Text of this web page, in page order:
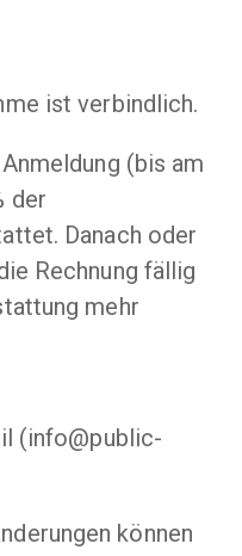
ist verbindlich.
(bis am
der
Danach oder
Rechnung fällig
mehr
(info@public-
können